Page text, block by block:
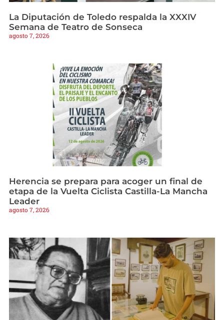
La Diputación de Toledo respalda la XXXIV
Semana de Teatro de Sonseca
agosto 7, 2026
Herencia se prepara para acoger un final de
etapa de la Vuelta Ciclista Castilla-La Mancha
Leader
agosto 7, 2026